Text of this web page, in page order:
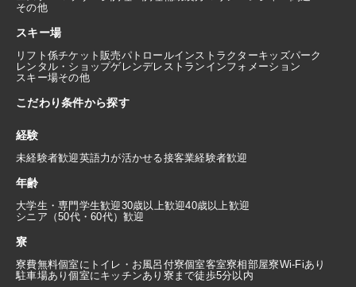
その他
スキー場
リフト係チケット販売パトロールインストラクターキッズパーク
レンタル・ショップゲレンデレストラン インフォメーション
スキー場その他
こだわり条件から探す
経験
未経験者歓迎英語力が活かせる接客業経験者歓迎
年齢
大学生・専門学生歓迎30歳以上歓迎40歳以上歓迎
シニア（50代・60代）歓迎
寮
寮費無料個室にトイレ・お風呂付寮個室客室寮相部屋寮Wi-Fiあり
駐車場あり個室にキッチンあり 寮まで徒歩5分以内